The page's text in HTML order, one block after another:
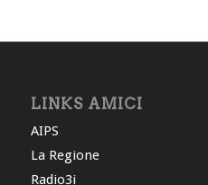
LINKS AMICI
AIPS
La Regione
Radio3i